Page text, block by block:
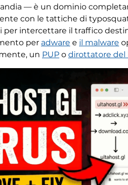
— è un dominio
con le tattiche di
intercettare il traffico
per adware e il malware
un PUP o dirottatore del